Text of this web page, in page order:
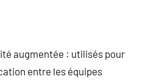
augmentée : utilisés pour
entre les équipes